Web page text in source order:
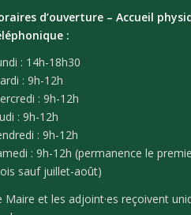
d’ouverture – Accueil
:
: 14h-18h30
: 9h-12h
: 9h-12h
: 9h-12h
: 9h-12h
: 9h-12h (permanence le
sauf juillet-août)
Maire et les adjoint·es reçoivent